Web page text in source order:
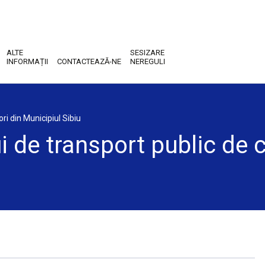
ALTE
INFORMAȚII
CONTACTEAZĂ-NE
SESIZARE
NEREGULI
din Municipiul Sibiu
de transport public de